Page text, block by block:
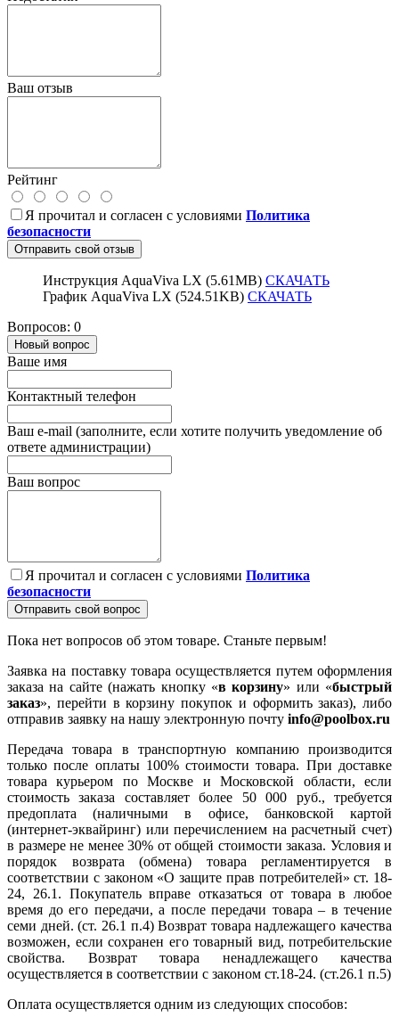
Ваш отзыв
Рейтинг
Я прочитал и согласен с условиями Политика
безопасности
Отправить свой отзыв
Инструкция AquaViva LX (5.61MB) СКАЧАТЬ
График AquaViva LX (524.51KB) СКАЧАТЬ
Вопросов: 0
Новый вопрос
Ваше имя
Контактный телефон
Ваш e-mail (заполните, если хотите получить уведомление об
ответе администрации)
Ваш вопрос
Я прочитал и согласен с условиями Политика
безопасности
Отправить свой вопрос
Пока нет вопросов об этом товаре. Станьте первым!
Заявка на поставку товара осуществляется путем оформления
заказа на сайте (нажать кнопку «в корзину» или «быстрый
заказ», перейти в корзину покупок и оформить заказ), либо
отправив заявку на нашу электронную почту info@poolbox.ru
Передача товара в транспортную компанию производится
только после оплаты 100% стоимости товара. При доставке
товара курьером по Москве и Московской области, если
стоимость заказа составляет более 50 000 руб., требуется
предоплата (наличными в офисе, банковской картой
(интернет-эквайринг) или перечислением на расчетный счет)
в размере не менее 30% от общей стоимости заказа. Условия и
порядок возврата (обмена) товара регламентируется в
соответствии с законом «О защите прав потребителей» ст. 18-
24, 26.1. Покупатель вправе отказаться от товара в любое
время до его передачи, а после передачи товара – в течение
семи дней. (ст. 26.1 п.4) Возврат товара надлежащего качества
возможен, если сохранен его товарный вид, потребительские
свойства. Возврат товара ненадлежащего качества
осуществляется в соответствии с законом ст.18-24. (ст.26.1 п.5)
Оплата осуществляется одним из следующих способов: